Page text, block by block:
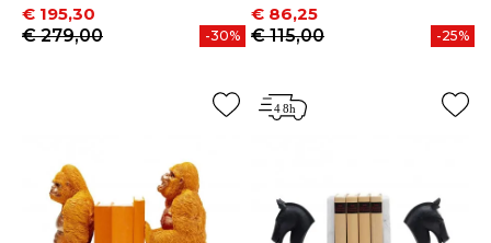
Prijs
€ 195,30
Normale prijs
€ 279,00
-30%
Prijs
€ 86,25
Normale prijs
€ 115,00
-25%